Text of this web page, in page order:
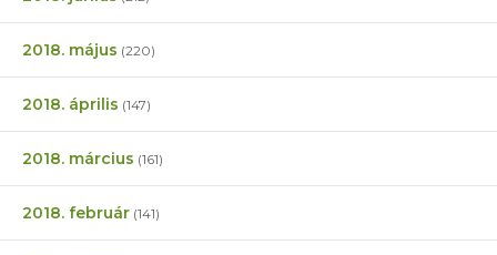
2018. május (220)
2018. április (147)
2018. március (161)
2018. február (141)